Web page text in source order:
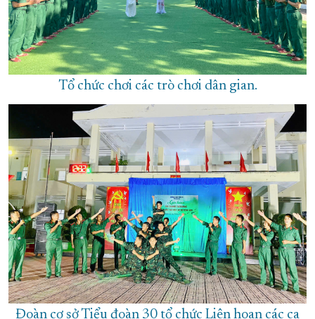
Tổ chức chơi các trò chơi dân gian.
Đoàn cơ sở Tiểu đoàn 30 tổ chức Liên hoan các ca